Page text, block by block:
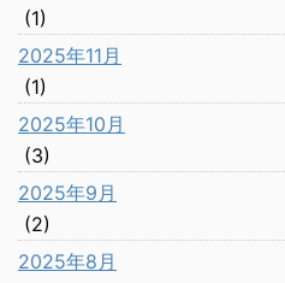
(1)
2025年11月
(1)
2025年10月
(3)
2025年9月
(2)
2025年8月